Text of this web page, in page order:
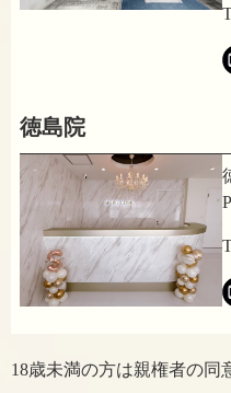
徳島院
18歳未満の方は親権者の同